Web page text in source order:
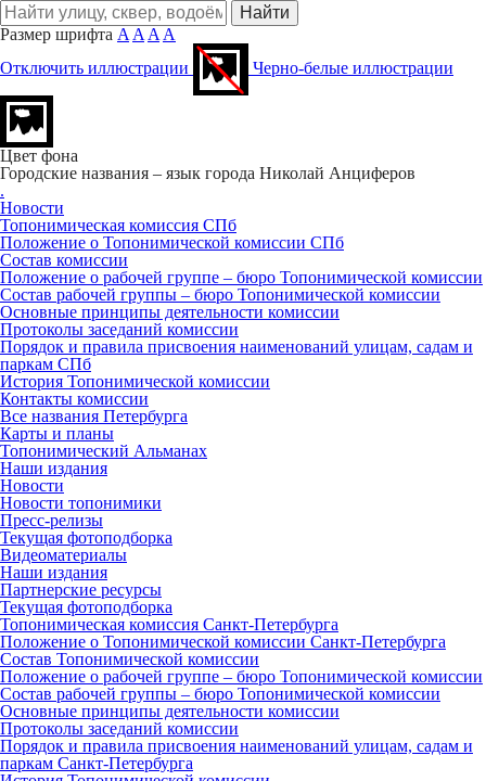
Размер шрифта A A A A
Отключить иллюстрации
Черно-белые иллюстрации
Цвет фона
Городские названия – язык города Николай Анциферов
.
Новости
Топонимическая комиссия СПб
Положение о Топонимической комиссии СПб
Состав комиссии
Положение о рабочей группе – бюро Топонимической комиссии
Состав рабочей группы – бюро Топонимической комиссии
Основные принципы деятельности комиссии
Протоколы заседаний комиссии
Порядок и правила присвоения наименований улицам, садам и
паркам СПб
История Топонимической комиссии
Контакты комиссии
Все названия Петербурга
Карты и планы
Топонимический Альманах
Наши издания
Новости
Новости топонимики
Пресс‑релизы
Текущая фотоподборка
Видеоматериалы
Наши издания
Партнерские ресурсы
Текущая фотоподборка
Топонимическая комиссия Санкт‑Петербурга
Положение о Топонимической комиссии Санкт‑Петербурга
Состав Топонимической комиссии
Положение о рабочей группе – бюро Топонимической комиссии
Состав рабочей группы – бюро Топонимической комиссии
Основные принципы деятельности комиссии
Протоколы заседаний комиссии
Порядок и правила присвоения наименований улицам, садам и
паркам Санкт‑Петербурга